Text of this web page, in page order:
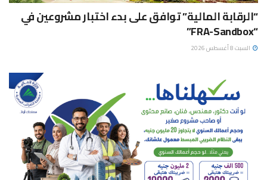
“الرقابة المالية” توافق على بدء اختبار مشروعين في
“FRA-Sandbox”
السبت 8 أغسطس 2026